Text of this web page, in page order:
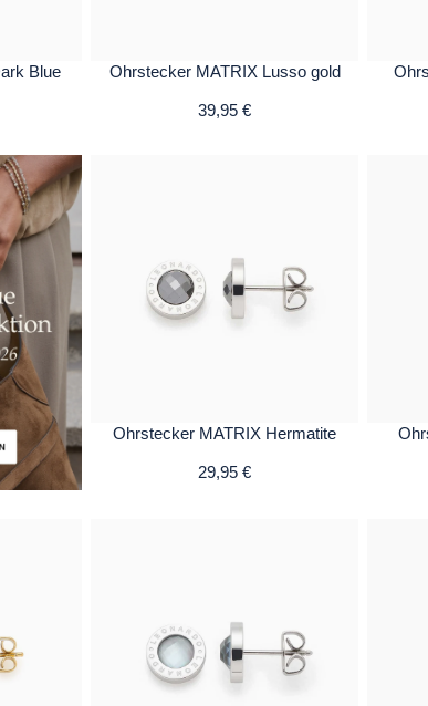
Blue Ohrstecker MATRIX Lusso gold
39,95 €
Ohrstecker MATRIX Hermatite
29,95 €